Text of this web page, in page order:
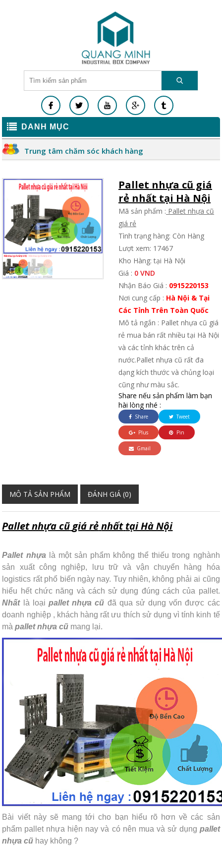
DANH MỤC
Trung tâm chăm sóc khách hàng
Pallet nhựa cũ giá
rẻ nhất tại Hà Nội
Mã sản phẩm : Pallet nhựa cũ
giá rẻ
Tình trạng hàng: Còn Hàng
Lượt xem: 17467
Kho Hàng: tại Hà Nội
Giá : 0 VND
Nhận Báo Giá : 0915220153
Nơi cung cấp : Hà Nội & Tại
Các Tỉnh Trên Toàn Quốc
Mô tả ngắn : Pallet nhựa cũ giá
rẻ mua bán rất nhiều tại Hà Nội
và các tỉnh khác trên cả
nước.Pallet nhựa cũ rất đa
dạng kích thước và chủng loại
cũng như màu sắc.
Share nếu sản phẩm làm bạn
hài lòng nhé :
Share Tweet
Plus Pin
Gmail
MÔ TẢ SẢN PHẨM ĐÁNH GIÁ (0)
Pallet nhựa cũ giá rẻ nhất tại Hà Nội
Pallet nhựa là một sản phẩm không thể thiếu trong nghành
sản xuất công nghiệp, lưu trữ và vận chuyển hàng hóa
logistics rất phổ biến ngày nay. Tuy nhiên, không phải ai cũng
hiểu hết chức năng và cách sử dụng đúng cách của pallet.
Nhấtlà loại pallet nhựa cũ đã qua sử dụng vốn được các
doanh nghiệp , khách hàng rất ưu thích sử dụng vì tính kinh tế
màpallet nhựa cũ mang lại.
Bài viết này sẽ mang tới cho bạn hiểu rõ hơn về các sản
phẩm pallet nhựa hiện nay và có nên mua và sử dụng pallet
nhựa cũ hay không ?